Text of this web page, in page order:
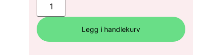
Legg i handlekurv